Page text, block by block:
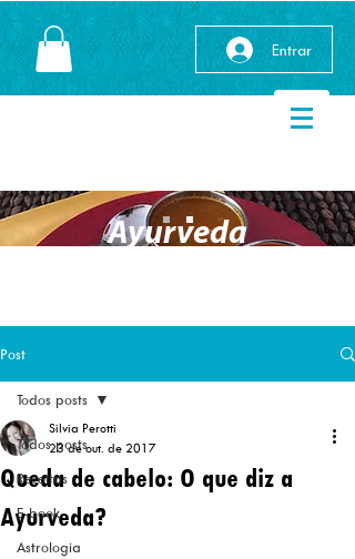
Entrar
Ayurveda
Post
Todos posts
Receitas
E-book
Astrologia
Todos posts
Queda de cabelo: O que diz a
Ayurveda?
Silvia Perotti
23 de out. de 2017